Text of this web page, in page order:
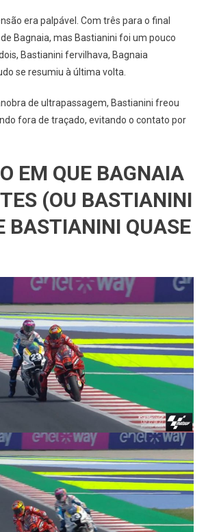
era palpável. Com três para o final
Bagnaia, mas Bastianini foi um pouco
Bastianini fervilhava, Bagnaia
se resumiu à última volta.
de ultrapassagem, Bastianini freou
fora de traçado, evitando o contato por
EM QUE BAGNAIA
(OU BASTIANINI
BASTIANINI QUASE